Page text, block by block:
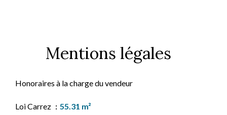
Mentions légales
Honoraires à la charge du vendeur
Loi Carrez 55.31 m²